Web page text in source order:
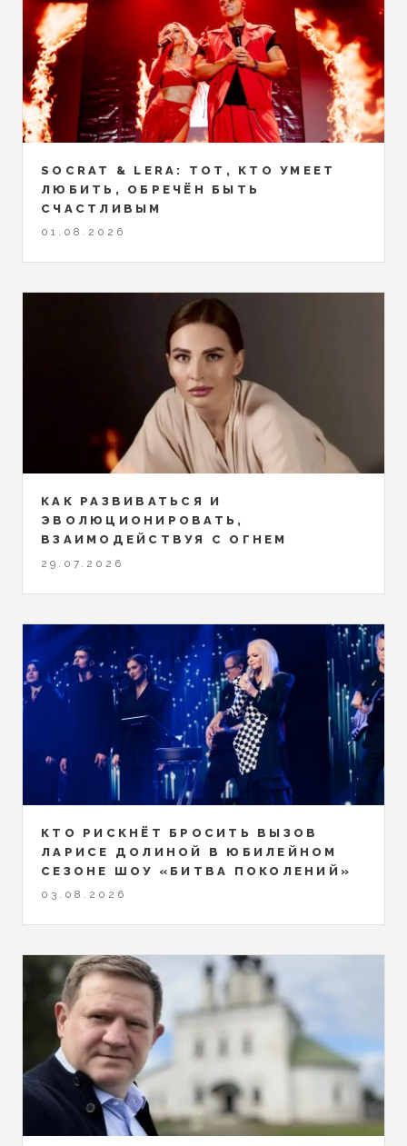
SOCRAT & LERA: ТОТ, КТО УМЕЕТ
ЛЮБИТЬ, ОБРЕЧЁН БЫТЬ
СЧАСТЛИВЫМ
01.08.2026
КАК РАЗВИВАТЬСЯ И
ЭВОЛЮЦИОНИРОВАТЬ,
ВЗАИМОДЕЙСТВУЯ С ОГНЕМ
29.07.2026
КТО РИСКНЁТ БРОСИТЬ ВЫЗОВ
ЛАРИСЕ ДОЛИНОЙ В ЮБИЛЕЙНОМ
СЕЗОНЕ ШОУ «БИТВА ПОКОЛЕНИЙ»
03.08.2026